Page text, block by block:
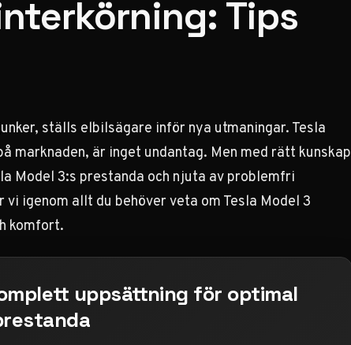
Tips
ställs elbilsägare inför nya utmaningar. Tesla
marknaden, är inget undantag. Men med rätt kunskap
Model 3:s prestanda och njuta av problemfri
igenom allt du behöver veta om Tesla Model 3
komfort.
uppsättning för optimal